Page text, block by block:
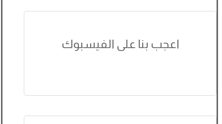
اعجب بنا على الفيسبوك